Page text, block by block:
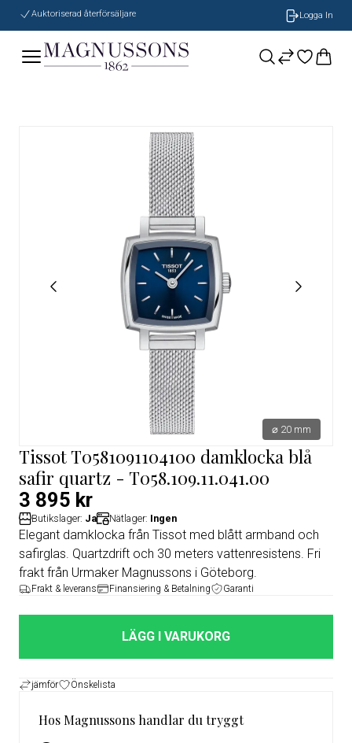
Auktoriserad återförsäljare Logga In
⌀ 20 mm
Tissot T0581091104100 damklocka blå
safir quartz - T058.109.11.041.00
3 895 kr
Butikslager: Ja Nätlager: Ingen
Elegant damklocka från Tissot med blått armband och
safirglas. Quartzdrift och 30 meters vattenresistens. Fri
frakt från Urmaker Magnussons i Göteborg.
Frakt & leverans Finansiering & Betalning Garanti
LÄGG I VARUKORG
jämför Önskelista
Hos Magnussons handlar du tryggt